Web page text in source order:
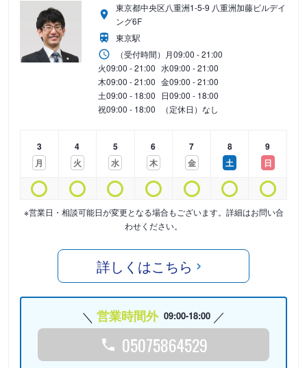
東京都中央区八重洲1-5-9 八重洲加藤ビルデイ
ング6F
東京駅
（受付時間） 月09:00 - 21:00
火09:00 - 21:00 水09:00 - 21:00
木09:00 - 21:00 金09:00 - 21:00
土09:00 - 18:00 日09:00 - 18:00
祝09:00 - 18:00 （定休日）なし
3
月
4
火
5
水
6
木
7
金
8
土
9
日
※営業日・相談可能日が変更となる場合もございます。詳細はお問い合
わせください。
詳しくはこちら
営業時間外 09:00-18:00
05075864529